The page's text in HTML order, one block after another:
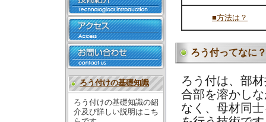
ろう付けの基礎知識
ろう付けの基礎知識の紹
介及び詳しい説明はこち
■方法は？
ろう付ってなに？
ろう付は、部
合部を溶かし
なく、母材同